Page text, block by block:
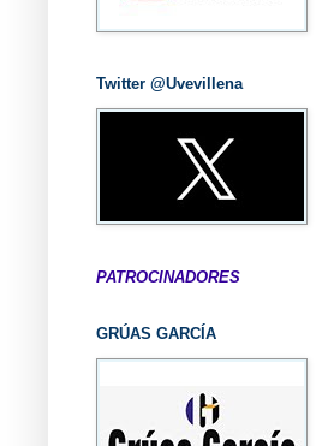
Twitter @Uvevillena
PATROCINADORES
GRÚAS GARCÍA